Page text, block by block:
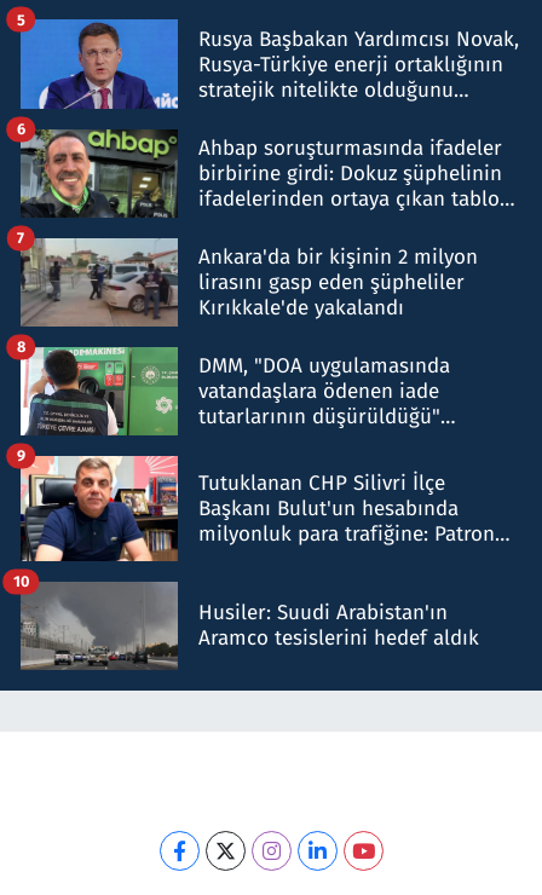
Rusya Başbakan Yardımcısı Novak,
Rusya-Türkiye enerji ortaklığının
stratejik nitelikte olduğunu
5
Ahbap soruşturmasında ifadeler
birbirine girdi: Dokuz şüphelinin
ifadelerinden ortaya çıkan tablo
6
Ankara'da bir kişinin 2 milyon
lirasını gasp eden şüpheliler
Kırıkkale'de yakalandı
7
DMM, "DOA uygulamasında
vatandaşlara ödenen iade
tutarlarının düşürüldüğü"
8
Tutuklanan CHP Silivri İlçe
Başkanı Bulut'un hesabında
milyonluk para trafiğine: Patron
9
Husiler: Suudi Arabistan'ın
Aramco tesislerini hedef aldık
10